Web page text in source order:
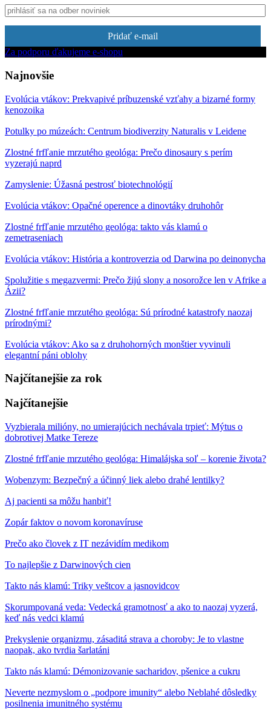
Pridať e-mail
Za podporu ďakujeme e-shopu
Najnovšie
Evolúcia vtákov: Prekvapivé príbuzenské vzťahy a bizarné formy
kenozoika
Potulky po múzeách: Centrum biodiverzity Naturalis v Leidene
Zlostné frfľanie mrzutého geológa: Prečo dinosaury s perím
vyzerajú naprd
Zamyslenie: Úžasná pestrosť biotechnológií
Evolúcia vtákov: Opačné operence a dinovtáky druhohôr
Zlostné frfľanie mrzutého geológa: takto vás klamú o
zemetraseniach
Evolúcia vtákov: História a kontroverzia od Darwina po deinonycha
Spolužitie s megazvermi: Prečo žijú slony a nosorožce len v Afrike a
Ázii?
Zlostné frfľanie mrzutého geológa: Sú prírodné katastrofy naozaj
prírodnými?
Evolúcia vtákov: Ako sa z druhohorných monštier vyvinuli
elegantní páni oblohy
Najčítanejšie za rok
Najčítanejšie
Vyzbierala milióny, no umierajúcich nechávala trpieť: Mýtus o
dobrotivej Matke Tereze
Zlostné frfľanie mrzutého geológa: Himalájska soľ – korenie života?
Wobenzym: Bezpečný a účinný liek alebo drahé lentilky?
Aj pacienti sa môžu hanbiť!
Zopár faktov o novom koronavíruse
Prečo ako človek z IT nezávidím medikom
To najlepšie z Darwinových cien
Takto nás klamú: Triky veštcov a jasnovidcov
Skorumpovaná veda: Vedecká gramotnosť a ako to naozaj vyzerá,
keď nás vedci klamú
Prekyslenie organizmu, zásaditá strava a choroby: Je to vlastne
naopak, ako tvrdia šarlatáni
Takto nás klamú: Démonizovanie sacharidov, pšenice a cukru
Neverte nezmyslom o „podpore imunity“ alebo Neblahé dôsledky
posilnenia imunitného systému